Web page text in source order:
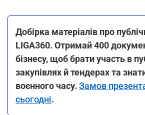
Добірка матеріалів про
LIGA360. Отримай 400
бізнесу, щоб брати участь в
закупівлях й тендерах та
воєнного часу. Замов
сьогодні.